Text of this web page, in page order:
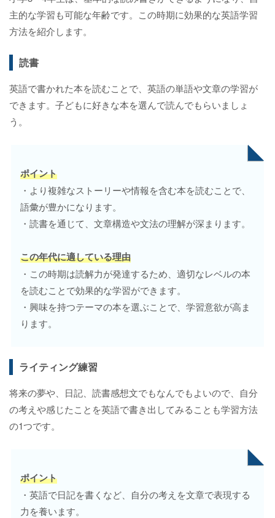
主的な学習も可能な年齢です。この時期に効果的な英語学習
方法を紹介します。
読書
英語で書かれた本を読むことで、英語の単語や文章の学習が
できます。子どもに好きな本を選んで読んでもらいましょ
う。
ポイント
・より複雑なストーリーや情報を含む本を読むことで、
語彙が豊かになります。
・読書を通じて、文章構造や文法の理解が深まります。
この年代に適している理由
・この時期は読解力が発達するため、適切なレベルの本
を読むことで効果的な学習ができます。
・興味を持つテーマの本を選ぶことで、学習意欲が高ま
ります。
ライティング練習
将来の夢や、日記、読書感想文でもなんでもよいので、自分
の考えや感じたことを英語で書き出してみることも学習方法
の1つです。
ポイント
・英語で日記を書くなど、自分の考えを文章で表現する
力を養います。